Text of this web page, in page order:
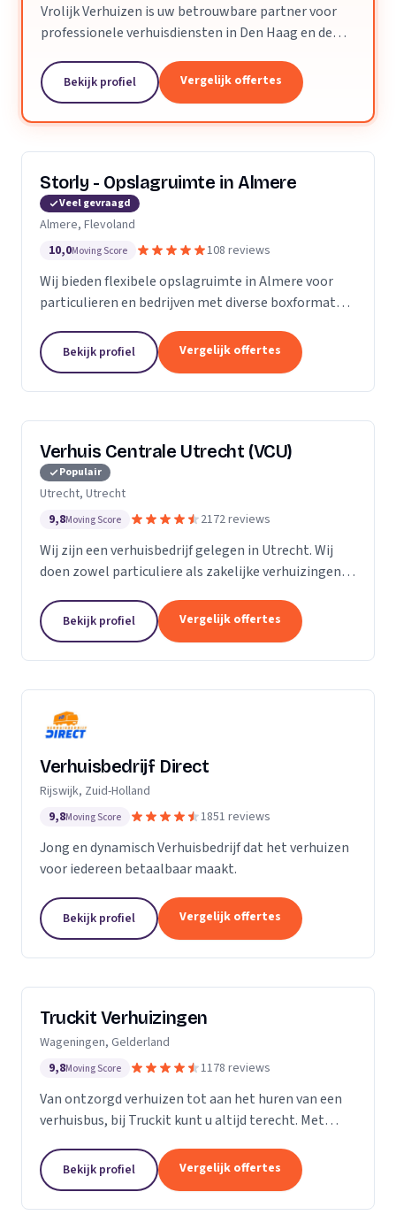
Vrolijk Verhuizen is uw betrouwbare partner voor
professionele verhuisdiensten in Den Haag en de
ervaring en een toegewijd team zorgen wij ervoor
dat uw verhuizing soepel en zorgeloos verloopt.
Bekijk profiel Vergelijk offertes
Storly - Opslagruimte in Almere
Veel gevraagd
Almere, Flevoland
10,0Moving Score 108 reviews
Wij bieden flexibele opslagruimte in Almere voor
particulieren en bedrijven met diverse boxformaten
Bekijk profiel Vergelijk offertes
Verhuis Centrale Utrecht (VCU)
Populair
Utrecht, Utrecht
9,8Moving Score 2172 reviews
Wij zijn een verhuisbedrijf gelegen in Utrecht. Wij
doen zowel particuliere als zakelijke verhuizingen.
opslag van inboedel, de- en montageservice,...
Bekijk profiel Vergelijk offertes
Verhuisbedrijf Direct
Rijswijk, Zuid-Holland
9,8Moving Score 1851 reviews
Jong en dynamisch Verhuisbedrijf dat het verhuizen
voor iedereen betaalbaar maakt.
Bekijk profiel Vergelijk offertes
Truckit Verhuizingen
Wageningen, Gelderland
9,8Moving Score 1178 reviews
Van ontzorgd verhuizen tot aan het huren van een
verhuisbus, bij Truckit kunt u altijd terecht. Met
klanten geholpen door heel Nederland.
Bekijk profiel Vergelijk offertes